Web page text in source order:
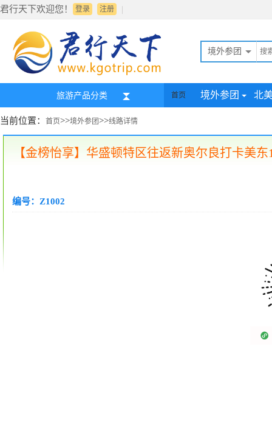
君行天下欢迎您！ 登录 |
注册
境外参团
旅游产品分类 首页 境外参团 北
当前位置： 首页>>境外参团>>线路详情
【金榜怡享】华盛顿特区往返新奥尔良打卡美
编号：Z1002